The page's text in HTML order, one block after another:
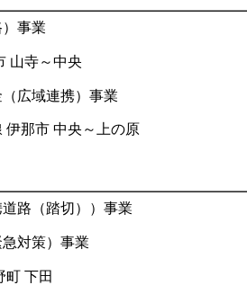
事業
山寺～中央
広域連携）事業
伊那市 中央～上の原
路（踏切））事業
対策）事業
町 下田